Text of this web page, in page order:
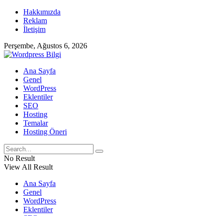
Hakkımızda
Reklam
İletişim
Perşembe, Ağustos 6, 2026
Ana Sayfa
Genel
WordPress
Eklentiler
SEO
Hosting
Temalar
Hosting Öneri
No Result
View All Result
Ana Sayfa
Genel
WordPress
Eklentiler